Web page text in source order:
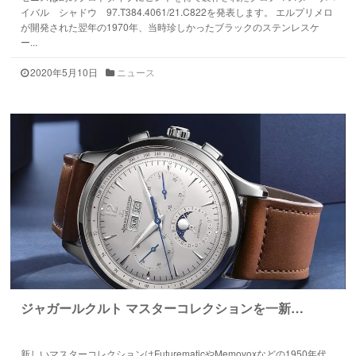
イバル シャドウ 97.T384.4061/21.C822を発表します。 エルプリメロ
が開発された翌年の1970年、当時珍しかったブラックのステンレスケ
ー...
2020年5月10日 ニュース
ジャガールクルト マスターコレクションを一新…
新しいマスターコレクションはFuturematicやMemovoxなどの1950年代